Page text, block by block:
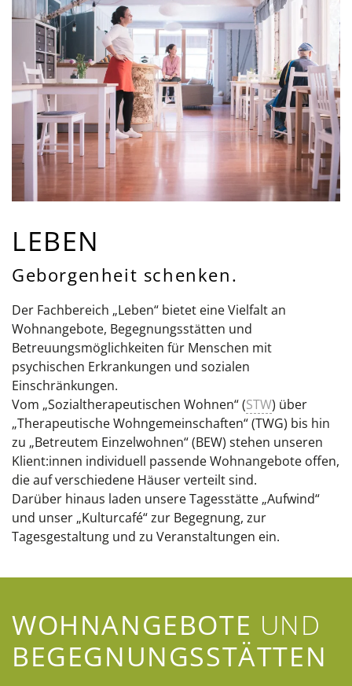
LEBEN
Geborgenheit schenken.
Der Fachbereich „Leben“ bietet eine Vielfalt an
Wohnangebote, Begegnungsstätten und
Betreuungsmöglichkeiten für Menschen mit
psychischen Erkrankungen und sozialen
Einschränkungen.
Vom „Sozialtherapeutischen Wohnen“ (STW) über
„Therapeutische Wohngemeinschaften“ (TWG) bis hin
zu „Betreutem Einzelwohnen“ (BEW) stehen unseren
Klient:innen individuell passende Wohnangebote offen,
die auf verschiedene Häuser verteilt sind.
Darüber hinaus laden unsere Tagesstätte „Aufwind“
und unser „Kulturcafé“ zur Begegnung, zur
Tagesgestaltung und zu Veranstaltungen ein.
WOHNANGEBOTE UND
BEGEGNUNGS­STÄTTEN